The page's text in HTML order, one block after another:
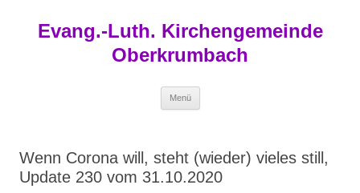
springen
Evang.-Luth. Kirchengemeinde
Oberkrumbach
Menü
Wenn Corona will, steht (wieder) vieles still,
Update 230 vom 31.10.2020